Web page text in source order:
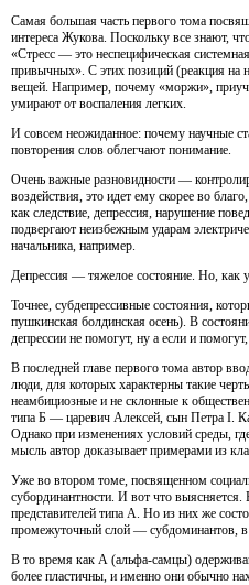
Самая большая часть первого тома
интереса Жукова. Поскольку все знают,
«Стресс — это неспецифическая
привычных». С этих позиций (реакция на
вещей. Например, почему «моржи»,
умирают от воспаления легких.
И совсем неожиданное: почему научные
повторения слов облегчают понимание.
Очень важные разновидности —
воздействия, это идет ему скорее во
как следствие, депрессия, нарушение
подвергают неизбежным ударам
начальника, например.
Депрессия — тяжелое состояние. Но, как
Точнее, субдепрессивные состояния,
пушкинская болдинская осень). В
депрессии не помогут, ну а если и
В последней главе первого тома автор
люди, для которых характерны такие
неамбициозные и не склонные к
типа Б — царевич Алексей, сын Петра I.
Однако при изменениях условий среды,
мысль автор доказывает примерами из
Уже во втором томе, посвященном
субординантности. И вот что
представителей типа А. Но из них же
промежуточный слой — субдоминантов, в
В то время как А (альфа-самцы)
более пластичны, и именно они обычно